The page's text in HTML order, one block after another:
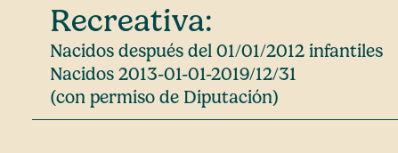
Recreativa:
Nacidos después del 01/01/2012 infantiles
Nacidos 2013-01-01-2019/12/31
(con permiso de Diputación)